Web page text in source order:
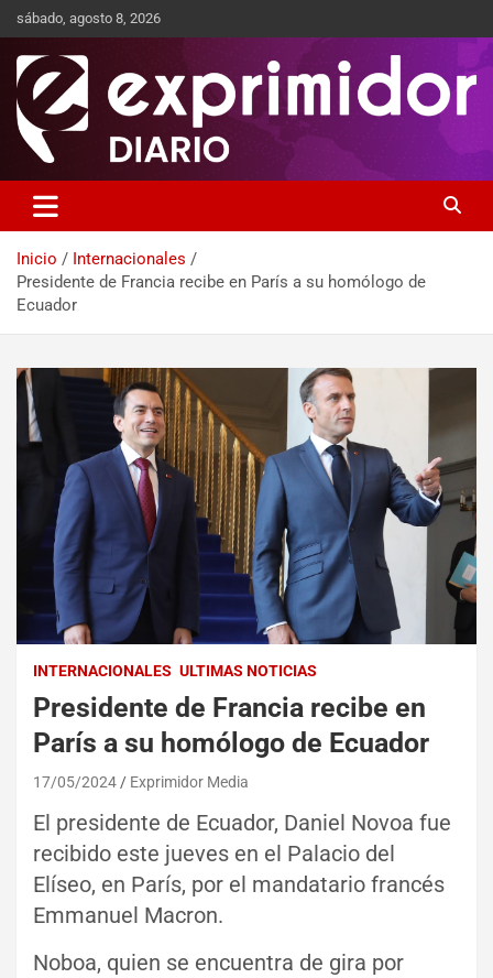
sábado, agosto 8, 2026
Exprimidor media
Inicio
Internacionales
Presidente de Francia recibe en París a su homólogo de
Ecuador
INTERNACIONALES ULTIMAS NOTICIAS
Presidente de Francia recibe en
París a su homólogo de Ecuador
17/05/2024 Exprimidor Media
El presidente de Ecuador, Daniel Novoa fue
recibido este jueves en el Palacio del
Elíseo, en París, por el mandatario francés
Emmanuel Macron.
Noboa, quien se encuentra de gira por